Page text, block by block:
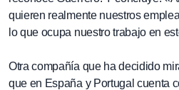
quieren realmente nuestros
lo que ocupa nuestro trabajo en
Otra compañía que ha decidido
que en España y Portugal cuenta